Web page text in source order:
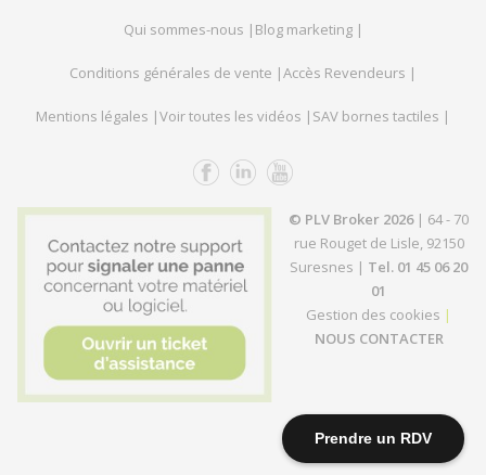
Prendre un RDV
Qui sommes-nous | Blog marketing |
Conditions générales de vente |Accès Revendeurs |
Mentions légales |Voir toutes les vidéos | SAV bornes tactiles |
© PLV Broker 2026| 64 - 70
rue Rouget de Lisle, 92150
Suresnes | Tel. 01 45 06 20
01
Gestion des cookies |
NOUS CONTACTER